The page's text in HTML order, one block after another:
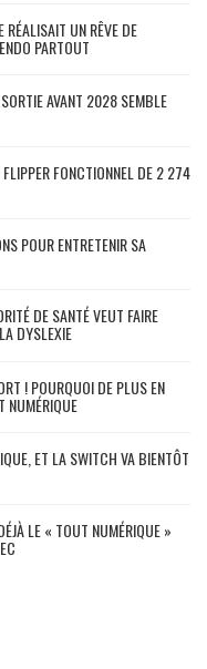
UN RÊVE DE
PARTOUT
AVANT 2028 SEMBLE
FONCTIONNEL DE 2 274
POUR ENTRETENIR SA
DE SANTÉ VEUT FAIRE
DYSLEXIE
! POURQUOI DE PLUS EN
NUMÉRIQUE
ET LA SWITCH VA BIENTÔT
LE « TOUT NUMÉRIQUE »